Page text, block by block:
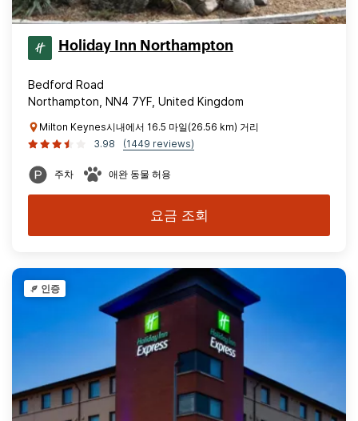
Holiday Inn Northampton
Bedford Road
Northampton, NN4 7YF, United Kingdom
Milton Keynes시내에서 16.5 마일(26.56 km) 거리
3.98
(1449 reviews)
주차 애완 동물 허용
요금 조회
인증